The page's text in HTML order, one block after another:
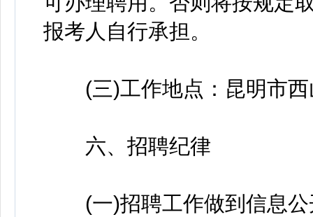
报考人自行承担。
(三)工作地点：昆明市西
六、招聘纪律
(一)招聘工作做到信息公